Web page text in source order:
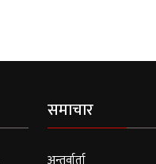
समाचार